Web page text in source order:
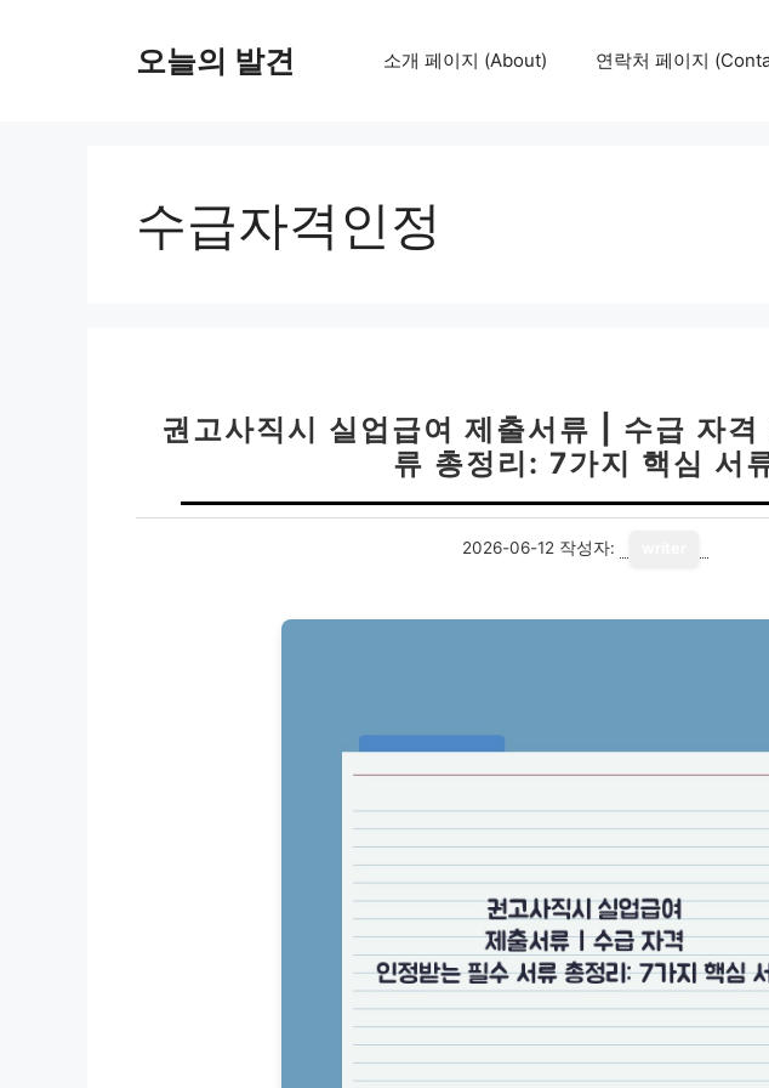
오늘의 발견 소개 페이지 (About) 연락처 페이지
수급자격인정
권고사직시 실업급여 제출서류 | 수급 자격
류 총정리: 7가지 핵심 서
2026-06-12 작성자: